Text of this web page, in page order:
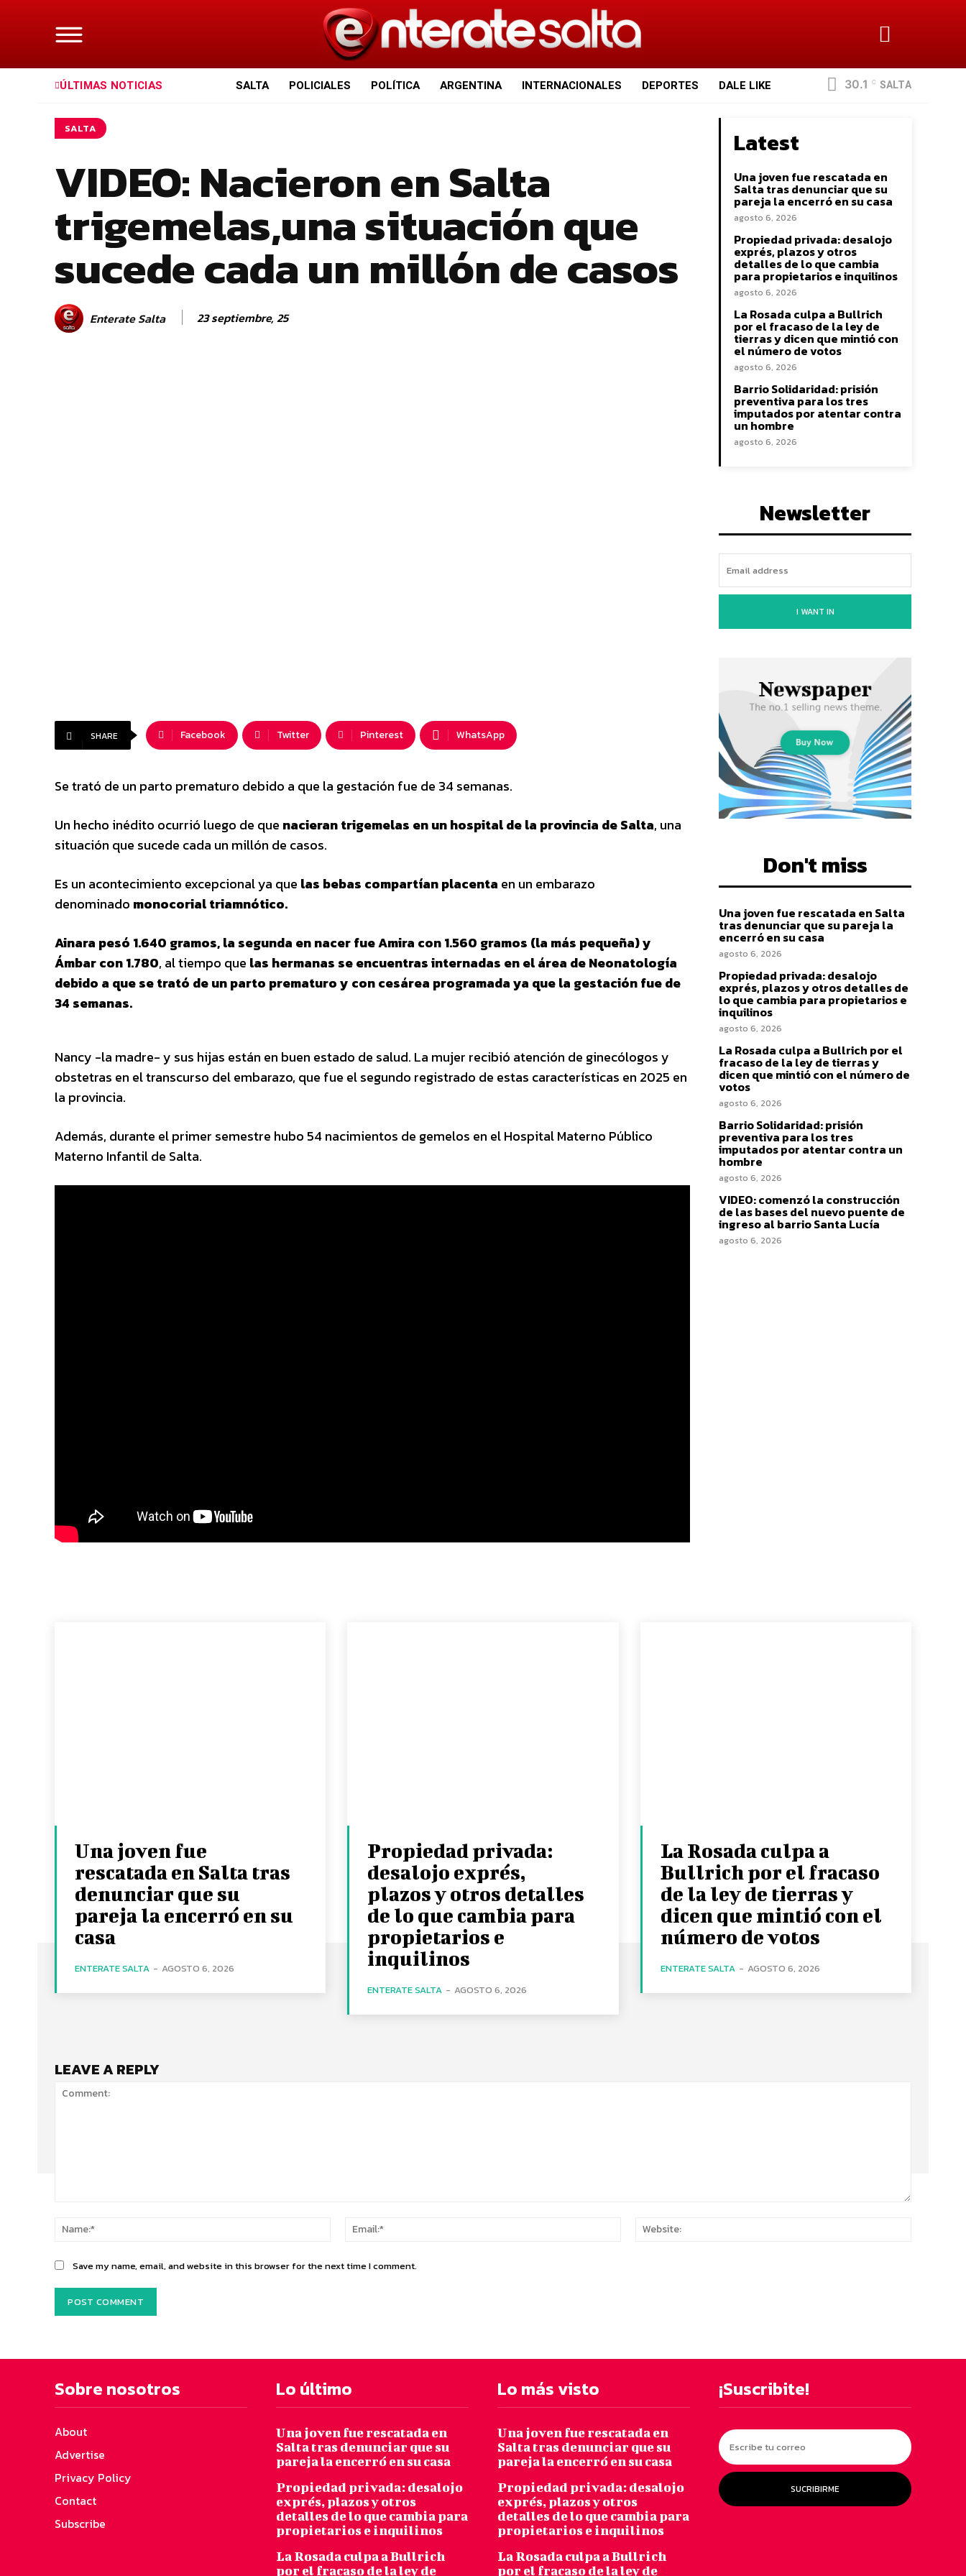
ÚLTIMAS NOTICIAS SALTA POLICIALES POLÍTICA ARGENTINA INTERNACIONALES DEPORTES DALE LIKE 30.1 C SALTA
SALTA
VIDEO: Nacieron en Salta
trigemelas,una situación que
sucede cada un millón de casos
Enterate Salta 23 septiembre, 25
SHARE Facebook Twitter Pinterest WhatsApp
Se trató de un parto prematuro debido a que la gestación fue de 34 semanas.
Un hecho inédito ocurrió luego de que nacieran trigemelas en un hospital de la provincia de Salta, una
situación que sucede cada un millón de casos.
Es un acontecimiento excepcional ya que las bebas compartían placenta en un embarazo
denominado monocorial triamnótico.
Ainara pesó 1.640 gramos, la segunda en nacer fue Amira con 1.560 gramos (la más pequeña) y
Ámbar con 1.780, al tiempo que las hermanas se encuentras internadas en el área de Neonatología
debido a que se trató de un parto prematuro y con cesárea programada ya que la gestación fue de
34 semanas.
Nancy -la madre- y sus hijas están en buen estado de salud. La mujer recibió atención de ginecólogos y
obstetras en el transcurso del embarazo, que fue el segundo registrado de estas características en 2025 en
la provincia.
Además, durante el primer semestre hubo 54 nacimientos de gemelos en el Hospital Materno Público
Materno Infantil de Salta.
Latest
Una joven fue rescatada en
Salta tras denunciar que su
pareja la encerró en su casa
agosto 6, 2026
Propiedad privada: desalojo
exprés, plazos y otros
detalles de lo que cambia
para propietarios e inquilinos
agosto 6, 2026
La Rosada culpa a Bullrich
por el fracaso de la ley de
tierras y dicen que mintió con
el número de votos
agosto 6, 2026
Barrio Solidaridad: prisión
preventiva para los tres
imputados por atentar contra
un hombre
agosto 6, 2026
Newsletter
I WANT IN
Don't miss
Una joven fue rescatada en Salta
tras denunciar que su pareja la
encerró en su casa
agosto 6, 2026
Propiedad privada: desalojo
exprés, plazos y otros detalles de
lo que cambia para propietarios e
inquilinos
agosto 6, 2026
La Rosada culpa a Bullrich por el
fracaso de la ley de tierras y
dicen que mintió con el número de
votos
agosto 6, 2026
Barrio Solidaridad: prisión
preventiva para los tres
imputados por atentar contra un
hombre
agosto 6, 2026
VIDEO: comenzó la construcción
de las bases del nuevo puente de
ingreso al barrio Santa Lucía
agosto 6, 2026
Una joven fue
rescatada en Salta tras
denunciar que su
pareja la encerró en su
casa
ENTERATE SALTA - AGOSTO 6, 2026
Propiedad privada:
desalojo exprés,
plazos y otros detalles
de lo que cambia para
propietarios e
inquilinos
ENTERATE SALTA - AGOSTO 6, 2026
La Rosada culpa a
Bullrich por el fracaso
de la ley de tierras y
dicen que mintió con el
número de votos
ENTERATE SALTA - AGOSTO 6, 2026
LEAVE A REPLY
Name:*
Email:*
Save my name, email, and website in this browser for the next time I comment.
Sobre nosotros
About
Advertise
Privacy Policy
Contact
Subscribe
Lo último
Una joven fue rescatada en
Salta tras denunciar que su
pareja la encerró en su casa
Propiedad privada: desalojo
exprés, plazos y otros
detalles de lo que cambia para
propietarios e inquilinos
La Rosada culpa a Bullrich
por el fracaso de la ley de
Lo más visto
Una joven fue rescatada en
Salta tras denunciar que su
pareja la encerró en su casa
Propiedad privada: desalojo
exprés, plazos y otros
detalles de lo que cambia para
propietarios e inquilinos
La Rosada culpa a Bullrich
por el fracaso de la ley de
¡Suscribite!
SUCRIBIRME